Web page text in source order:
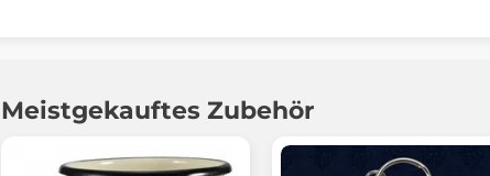
Meistgekauftes Zubehör